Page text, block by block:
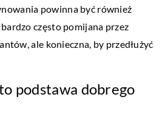
powinna być również
często pomijana przez
ale konieczna, by przedłużyć
podstawa dobrego